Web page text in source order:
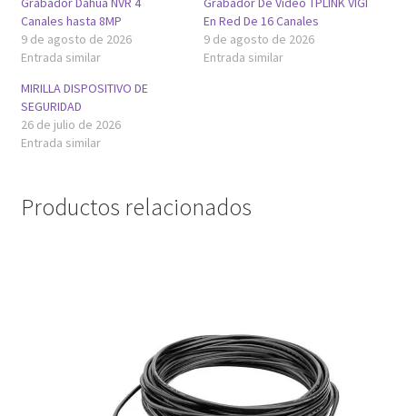
Canales hasta 8MP
9 de agosto de 2026
Entrada similar
En Red De 16 Canales
9 de agosto de 2026
Entrada similar
MIRILLA DISPOSITIVO DE
SEGURIDAD
26 de julio de 2026
Entrada similar
Productos relacionados